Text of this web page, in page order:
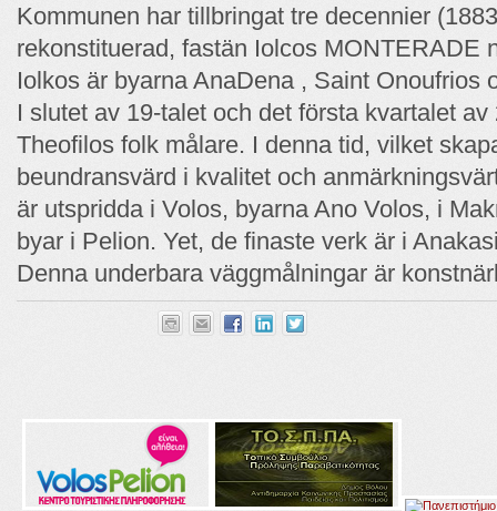
Kommunen har tillbringat tre decennier
rekonstituerad, fastän Iolcos MONTERADE
Iolkos är byarna AnaDena , Saint Onoufrios
I slutet av 19-talet och det första kvartalet
Theofilos folk målare. I denna tid, vilket
beundransvärd i kvalitet och
är utspridda i Volos, byarna Ano Volos, i
byar i Pelion. Yet, de finaste verk är i
Denna underbara väggmålningar är